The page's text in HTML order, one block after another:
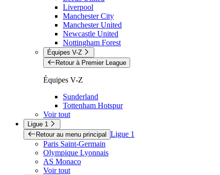
Liverpool
Manchester City
Manchester United
Newcastle United
Nottingham Forest
Équipes V-Z
Retour à Premier League
Équipes V-Z
Sunderland
Tottenham Hotspur
Voir tout
Ligue 1
Retour au menu principal Ligue 1
Paris Saint-Germain
Olympique Lyonnais
AS Monaco
Voir tout